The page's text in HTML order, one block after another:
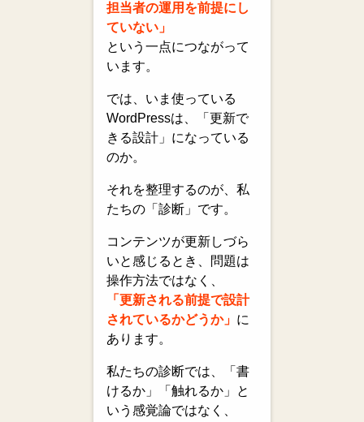
担当者の運用を前提にし
ていない」
という一点につながって
います。
では、いま使っている
WordPressは、「更新で
きる設計」になっている
のか。
それを整理するのが、私
たちの「診断」です。
コンテンツが更新しづら
いと感じるとき、問題は
操作方法ではなく、
「更新される前提で設計
されているかどうか」 に
あります。
私たちの診断では、「書
けるか」「触れるか」と
いう感覚論ではなく、